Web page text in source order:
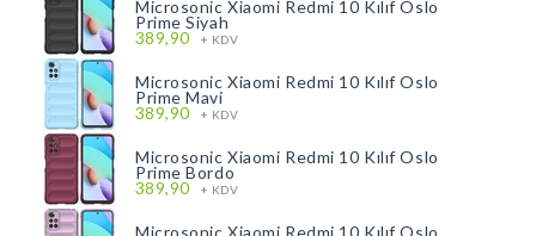
Microsonic Xiaomi Redmi 10 Kılıf Oslo
Prime Siyah
389,90 + KDV
Microsonic Xiaomi Redmi 10 Kılıf Oslo
Prime Mavi
389,90 + KDV
Microsonic Xiaomi Redmi 10 Kılıf Oslo
Prime Bordo
389,90 + KDV